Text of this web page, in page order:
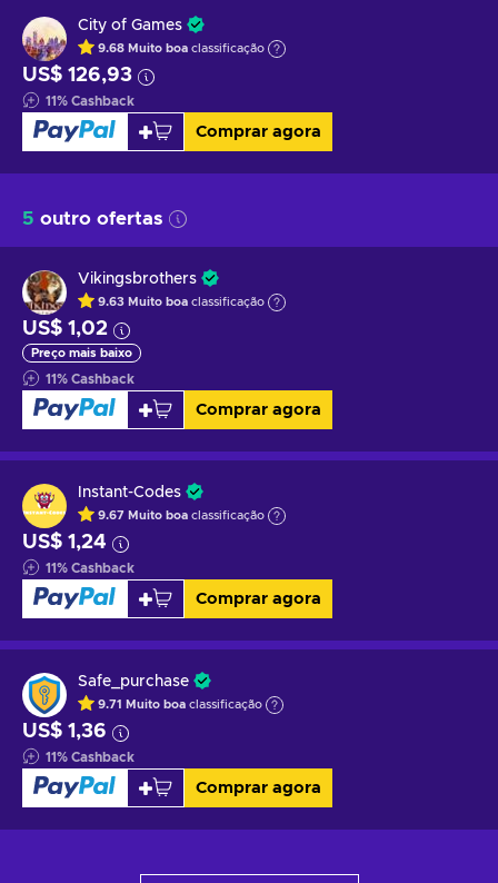
City of Games
9.68 Muito boa classificação
US$ 126,93
11% Cashback
Comprar agora
5 outro ofertas
Vikingsbrothers
9.63 Muito boa classificação
US$ 1,02
Preço mais baixo
11% Cashback
Comprar agora
Instant-Codes
9.67 Muito boa classificação
US$ 1,24
11% Cashback
Comprar agora
Safe_purchase
9.71 Muito boa classificação
US$ 1,36
11% Cashback
Comprar agora